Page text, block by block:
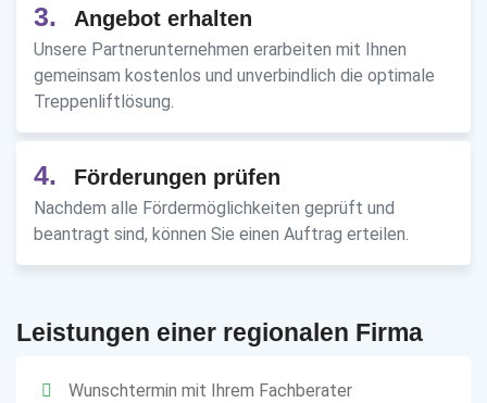
3. Angebot erhalten
Unsere Partnerunternehmen erarbeiten mit Ihnen
gemeinsam kostenlos und unverbindlich die optimale
Treppenliftlösung.
4. Förderungen prüfen
Nachdem alle Fördermöglichkeiten geprüft und
beantragt sind, können Sie einen Auftrag erteilen.
Leistungen einer regionalen Firma
Wunschtermin mit Ihrem Fachberater